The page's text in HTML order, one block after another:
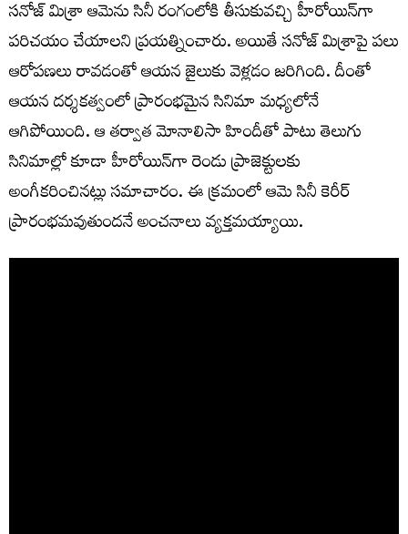
సనోజ్ మిశ్రా ఆమెను సినీ రంగంలోకి తీసుకువచ్చి హీరోయిన్‌గా
పరిచయం చేయాలని ప్రయత్నించారు. అయితే సనోజ్ మిశ్రాపై పలు
ఆరోపణలు రావడంతో ఆయన జైలుకు వెళ్లడం జరిగింది. దీంతో
ఆయన దర్శకత్వంలో ప్రారంభమైన సినిమా మధ్యలోనే
ఆగిపోయింది. ఆ తర్వాత మోనాలిసా హిందీతో పాటు తెలుగు
సినిమాల్లో కూడా హీరోయిన్‌గా రెండు ప్రాజెక్టులకు
అంగీకరించినట్లు సమాచారం. ఈ క్రమంలో ఆమె సినీ కెరీర్
ప్రారంభమవుతుందనే అంచనాలు వ్యక్తమయ్యాయి.